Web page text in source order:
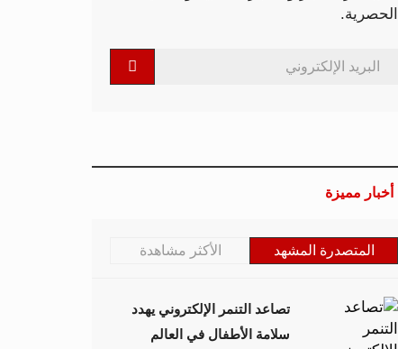
الحصرية.
أخبار مميزة
المتصدرة المشهد الأكثر مشاهدة
تصاعد التنمر الإلكتروني يهدد
سلامة الأطفال في العالم